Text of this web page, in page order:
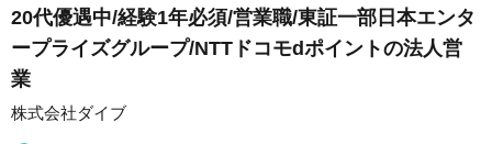
20代優遇中/経験1年必須/営業職/東証一部日本エンタ
ープライズグループ/NTTドコモdポイントの法人営
業
株式会社ダイブ